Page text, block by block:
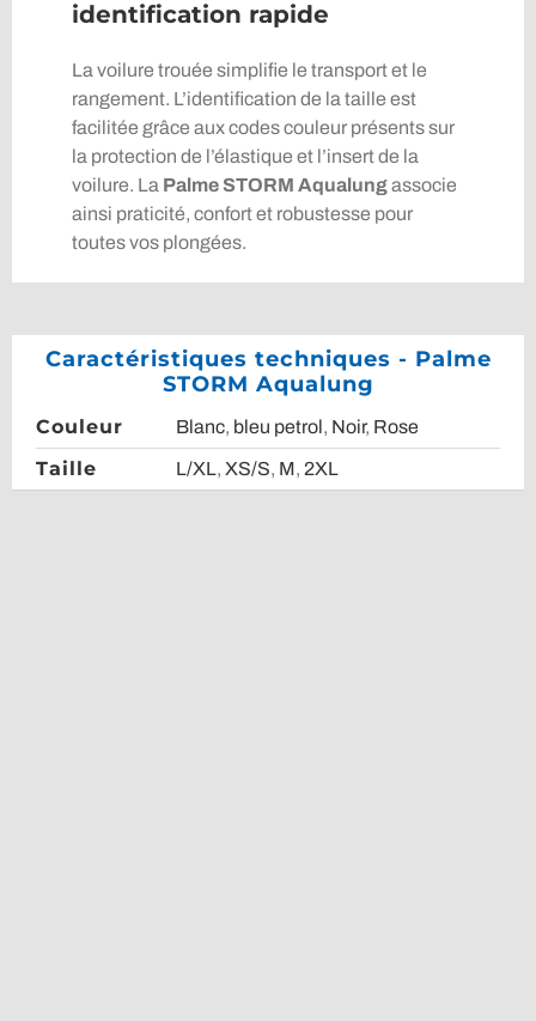
identification rapide
La voilure trouée simplifie le transport et le
rangement. L’identification de la taille est
facilitée grâce aux codes couleur présents sur
la protection de l’élastique et l’insert de la
voilure. La Palme STORM Aqualungassocie
ainsi praticité, confort et robustesse pour
toutes vos plongées.
Caractéristiques techniques - Palme
STORM Aqualung
Couleur Blanc, bleu petrol, Noir, Rose
Taille L/XL, XS/S, M, 2XL